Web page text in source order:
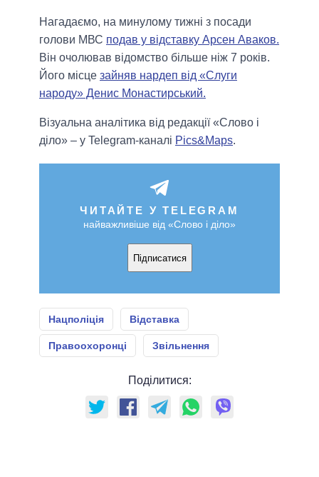
Нагадаємо, на минулому тижні з посади
голови МВС подав у відставку Арсен Аваков.
Він очолював відомство більше ніж 7 років.
Його місце зайняв нардеп від «Слуги
народу» Денис Монастирський.
Візуальна аналітика від редакції «Слово і
діло» – у Telegram-каналі Pics&Maps.
ЧИТАЙТЕ У TELEGRAM
найважливіше від «Слово і діло»
Підписатися
Нацполіція Відставка
Правоохоронці Звільнення
Поділитися: